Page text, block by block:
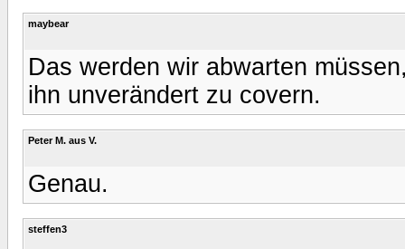
maybear
Das werden wir abwarten
ihn unverändert zu covern.
Peter M. aus V.
Genau.
steffen3